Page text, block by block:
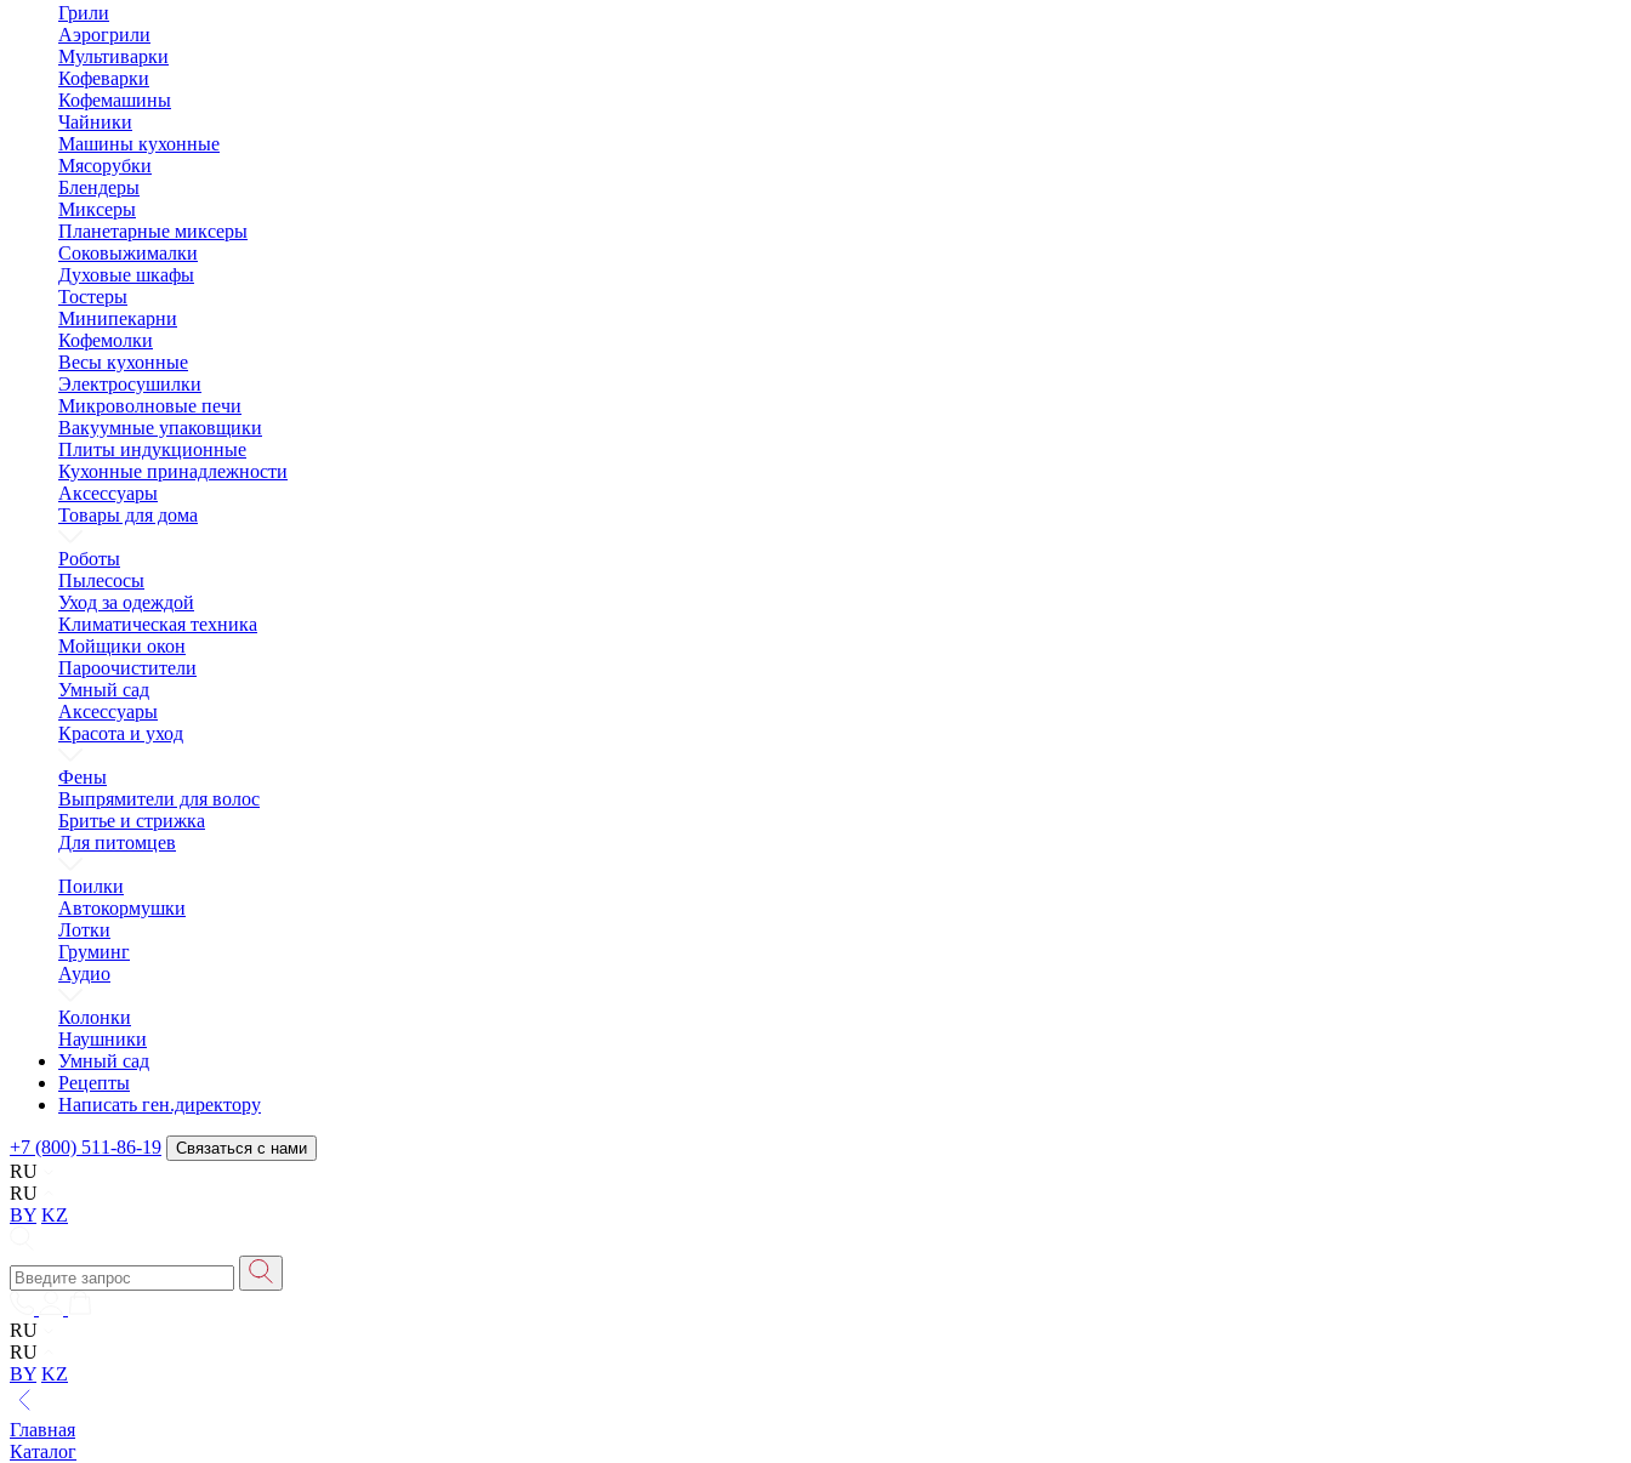
Грили
Аэрогрили
Мультиварки
Кофеварки
Кофемашины
Чайники
Машины кухонные
Мясорубки
Блендеры
Миксеры
Планетарные миксеры
Соковыжималки
Духовые шкафы
Тостеры
Минипекарни
Кофемолки
Весы кухонные
Электросушилки
Микроволновые печи
Вакуумные упаковщики
Плиты индукционные
Кухонные принадлежности
Аксессуары
Товары для дома
Роботы
Пылесосы
Уход за одеждой
Климатическая техника
Мойщики окон
Пароочистители
Умный сад
Аксессуары
Красота и уход
Фены
Выпрямители для волос
Бритье и стрижка
Для питомцев
Поилки
Автокормушки
Лотки
Груминг
Аудио
Колонки
Наушники
Умный сад
Рецепты
Написать ген.директору
+7 (800) 511-86-19 Связаться с нами
RU
RU
BY KZ
RU
RU
BY KZ
Главная
Каталог